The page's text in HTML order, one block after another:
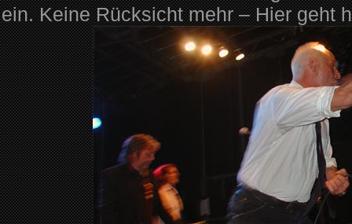
ein. Keine Rücksicht mehr – Hier geht